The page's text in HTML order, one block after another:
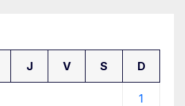
J V S D
1